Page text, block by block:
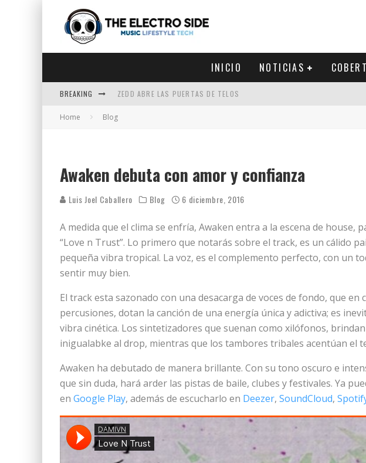
INICIO NOTICIAS
BREAKING ZEDD ABRE LAS PUERTAS DE TELOS
ZEDD IN THE PARK VUELVE A LA
Home Blog
Awaken debuta con amor y confianza
Luis Joel Caballero Blog 6 diciembre, 2016
A medida que el clima se enfría, Awaken entra a la escena de house,
“Love n Trust”. Lo primero que notarás sobre el track, es un cálido
pequeña vibra tropical. La voz, es el complemento perfecto, con un
sentir muy bien.
El track esta sazonado con una desacarga de voces de fondo, que
percusiones, dotan la canción de una energía única y adictiva; es
vibra cinética. Los sintetizadores que suenan como xilófonos,
inigualabke al drop, mientras que los tambores tribales acentúan el
Awaken ha debutado de manera brillante. Con su tono oscuro e
que sin duda, hará arder las pistas de baile, clubes y festivales. Ya
en Google Play, además de escucharlo en Deezer, SoundCloud,